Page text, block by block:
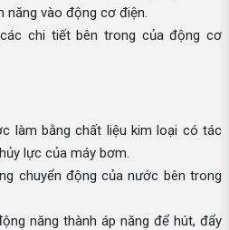
năng vào động cơ điện.
chi tiết bên trong của động cơ
làm bằng chất liệu kim loại có tác
lực của máy bơm.
chuyển động của nước bên trong
năng thành áp năng để hút, đẩy